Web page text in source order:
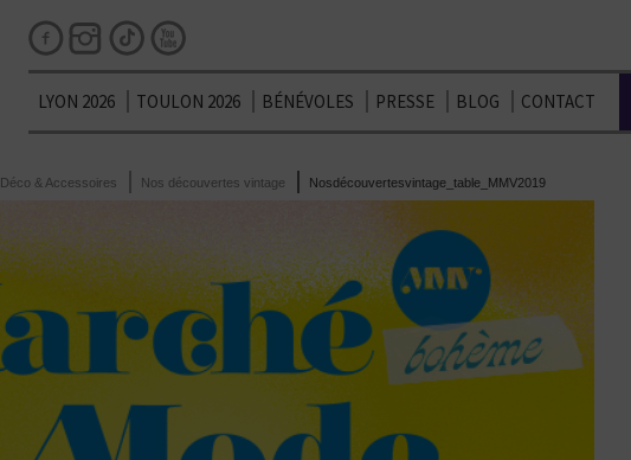
LYON 2026 TOULON 2026 BÉNÉVOLES PRESSE BLOG CONTACT
Déco & Accessoires Nos découvertes vintage Nosdécouvertesvintage_table_MMV2019